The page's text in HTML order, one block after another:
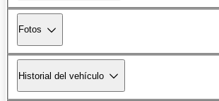
Fotos
Historial del vehículo